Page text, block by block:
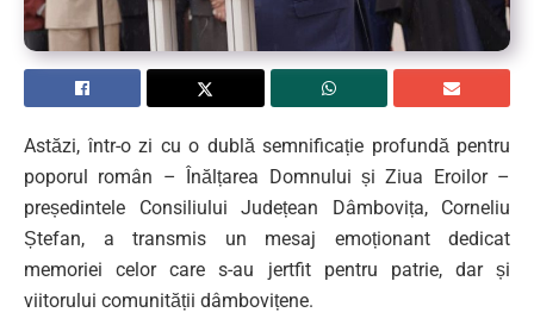
Astăzi, într-o zi cu o dublă semnificație profundă pentru
poporul român – Înălțarea Domnului și Ziua Eroilor –
președintele Consiliului Județean Dâmbovița, Corneliu
Ștefan, a transmis un mesaj emoționant dedicat
memoriei celor care s-au jertfit pentru patrie, dar și
viitorului comunității dâmbovițene.